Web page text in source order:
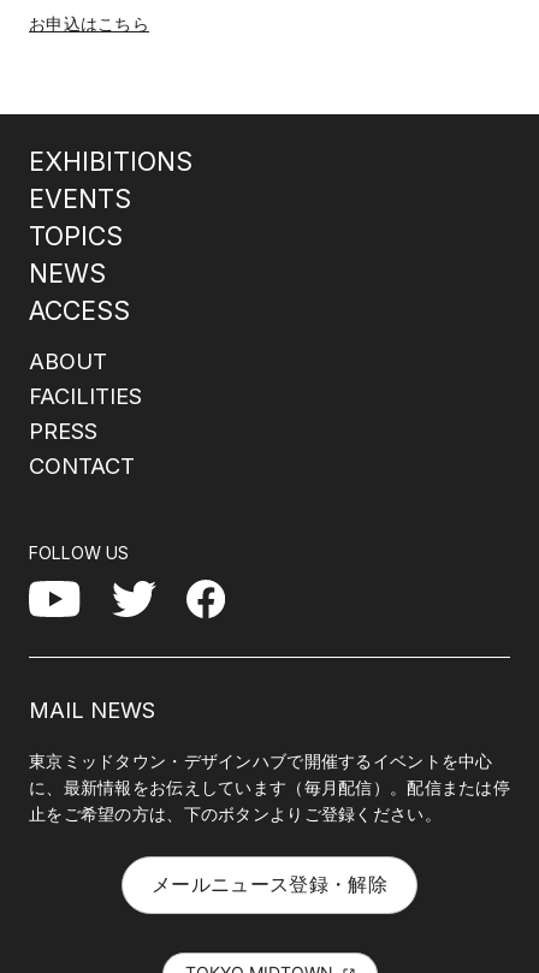
お申込はこちら
EXHIBITIONS
EVENTS
TOPICS
NEWS
ACCESS
ABOUT
FACILITIES
PRESS
CONTACT
FOLLOW US
YouTube Twitter Facebook
MAIL NEWS
東京ミッドタウン・デザインハブで開催するイベントを中心
に、最新情報をお伝えしています（毎月配信）。配信または停
止をご希望の方は、下のボタンよりご登録ください。
メールニュース登録・解除